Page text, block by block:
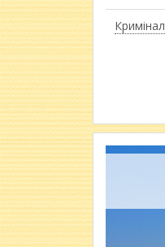
Кримінал